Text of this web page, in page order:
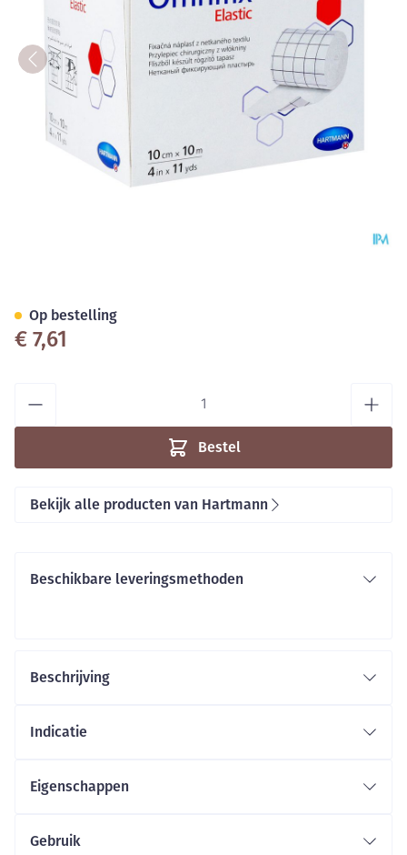
€ 7,61
Bestel
Op bestelling
Bekijk alle producten van Hartmann
Beschikbare leveringsmethoden
Beschrijving
Indicatie
Eigenschappen
Gebruik